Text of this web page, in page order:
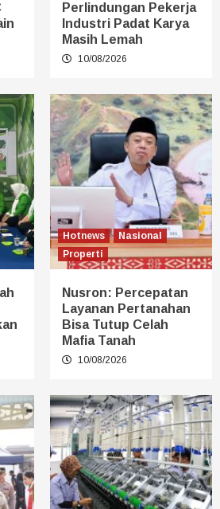
Perlindungan Pekerja
Industri Padat Karya
Masih Lemah
10/08/2026
Hotnews
Nasional
Properti
Nusron: Percepatan
Layanan Pertanahan
Bisa Tutup Celah
Mafia Tanah
10/08/2026